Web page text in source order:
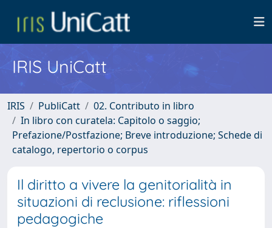
IRIS UniCatt
IRIS PubliCatt
02. Contributo in libro
In libro con curatela: Capitolo o saggio;
Prefazione/Postfazione; Breve introduzione; Schede di
catalogo, repertorio o corpus
Il diritto a vivere la genitorialità in
situazioni di reclusione: riflessioni
pedagogiche